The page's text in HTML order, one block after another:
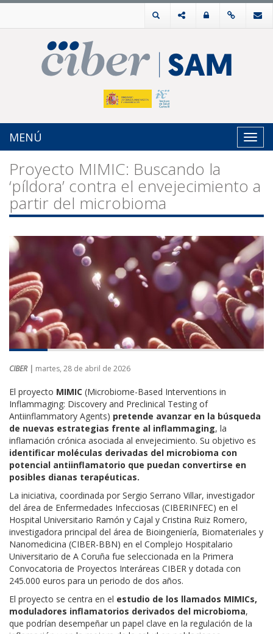
MENÚ
Proyecto MIMIC: Buscando la
‘píldora’ contra el envejecimiento a
partir del microbioma
CIBER | martes, 28 de abril de 2026
El proyecto MIMIC (Microbiome-Based Interventions in
Inflammaging: Discovery and Preclinical Testing of
Antiinflammatory Agents) pretende avanzar en la búsqueda
de nuevas estrategias frente al inflammaging, la
inflamación crónica asociada al envejecimiento. Su objetivo es
identificar moléculas derivadas del microbioma con
potencial antiinflamatorio que puedan convertirse en
posibles dianas terapéuticas.
La iniciativa, coordinada por Sergio Serrano Villar, investigador
del área de Enfermedades Infecciosas (CIBERINFEC) en el
Hospital Universitario Ramón y Cajal y Cristina Ruiz Romero,
investigadora principal del área de Bioingeniería, Biomateriales y
Nanomedicina (CIBER-BBN) en el Complejo Hospitalario
Universitario de A Coruña fue seleccionada en la Primera
Convocatoria de Proyectos Interáreas CIBER y dotada con
245.000 euros para un periodo de dos años.
El proyecto se centra en el estudio de los llamados MIMICs,
moduladores inflamatorios derivados del microbioma,
que podrían desempeñar un papel clave en la regulación de la